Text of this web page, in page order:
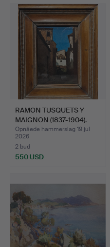
RAMON TUSQUETS Y
MAIGNON (1837-1904).
Gade…
Opnåede hammerslag 19 jul
2026
2 bud
550 USD